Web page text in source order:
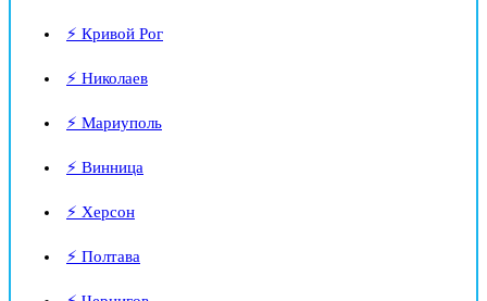
⚡ Кривой Рог
⚡ Николаев
⚡ Мариуполь
⚡ Винница
⚡ Херсон
⚡ Полтава